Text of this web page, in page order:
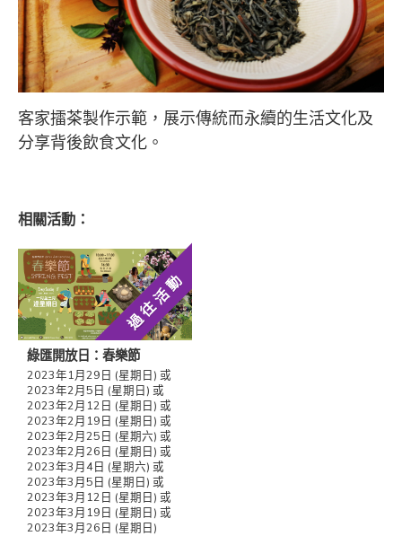
客家擂茶製作示範， 展示傳統而永續的生活文化及
分享背後飲食文化。
相關活動：
過往活動
綠匯開放日：春樂節
2023年1月29日 (星期日) 或
2023年2月5日 (星期日) 或
2023年2月12日 (星期日) 或
2023年2月19日 (星期日) 或
2023年2月25日 (星期六) 或
2023年2月26日 (星期日) 或
2023年3月4日 (星期六) 或
2023年3月5日 (星期日) 或
2023年3月12日 (星期日) 或
2023年3月19日 (星期日) 或
2023年3月26日 (星期日)